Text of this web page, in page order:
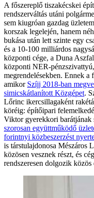
A főszereplő tiszakécskei
rendszerváltás utáni
sem kiugróan gazdag
korszak legelején, hanem
bukása után lett szinte egy
és a 10-100 milliárdos
központi cége, a Duna
központi NER-
megrendelésekben. Ennek
amikor Szíjj 2018-ban
simicskátlanított Közgépet.
Lőrinc ikercsillagaként
köréig: építőipari
Viktor gyerekkori barátjának
szorosan együttműködő
forintnyi közbeszerzést
is társtulajdonosa
közösen vesznek részt, és
rendszeresen dolgozik